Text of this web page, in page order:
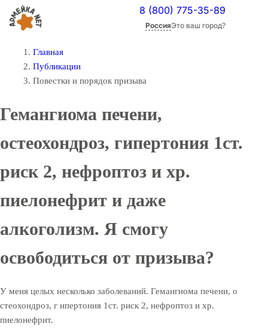
8 (800) 775-35-89
РоссияЭто ваш город?
Главная
Публикации
Повестки и порядок призыва
Гемангиома печени,
остеохондроз, гипертония 1ст.
риск 2, нефроптоз и хр.
пиелонефрит и даже
алкоголизм. Я смогу
освободиться от призыва?
У меня целых несколько заболеваний. Гемангиома печени, о
стеохондроз, г ипертония 1ст. риск 2, нефроптоз и хр.
пиелонефрит.